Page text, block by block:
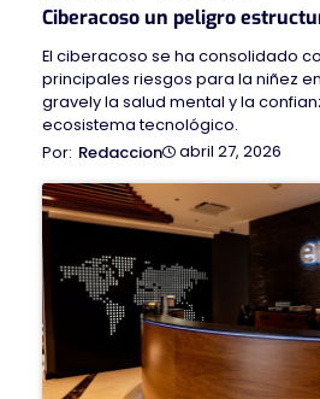
Ciberacoso un peligro
El ciberacoso se ha consolidado
principales riesgos para la niñez
gravely la salud mental y la
ecosistema tecnológico.
Redaccion
abril 27, 2026